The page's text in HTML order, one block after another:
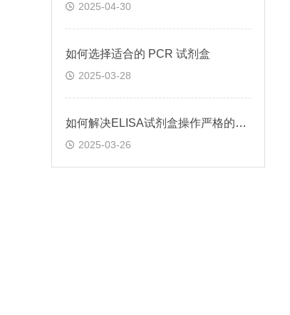
2025-04-30
如何选择适合的 PCR 试剂盒
2025-03-28
如何解决ELISA试剂盒操作严格的问题
2025-03-26